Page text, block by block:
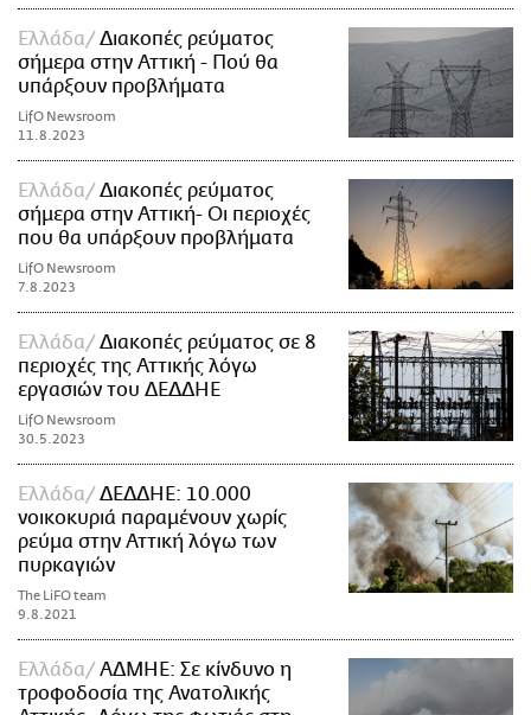
Ελλάδα
Διακοπές ρεύματος
σήμερα στην Αττική - Πού θα
υπάρξουν προβλήματα
LifO Newsroom
11.8.2023
Ελλάδα
Διακοπές ρεύματος
σήμερα στην Αττική- Οι περιοχές
που θα υπάρξουν προβλήματα
LifO Newsroom
7.8.2023
Ελλάδα
Διακοπές ρεύματος σε 8
περιοχές της Αττικής λόγω
εργασιών του ΔΕΔΔΗΕ
LifO Newsroom
30.5.2023
Ελλάδα
ΔΕΔΔΗΕ: 10.000
νοικοκυριά παραμένουν χωρίς
ρεύμα στην Αττική λόγω των
πυρκαγιών
The LiFO team
9.8.2021
Ελλάδα
ΑΔΜΗΕ: Σε κίνδυνο η
τροφοδοσία της Ανατολικής